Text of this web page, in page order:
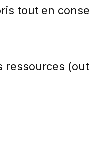
tout en